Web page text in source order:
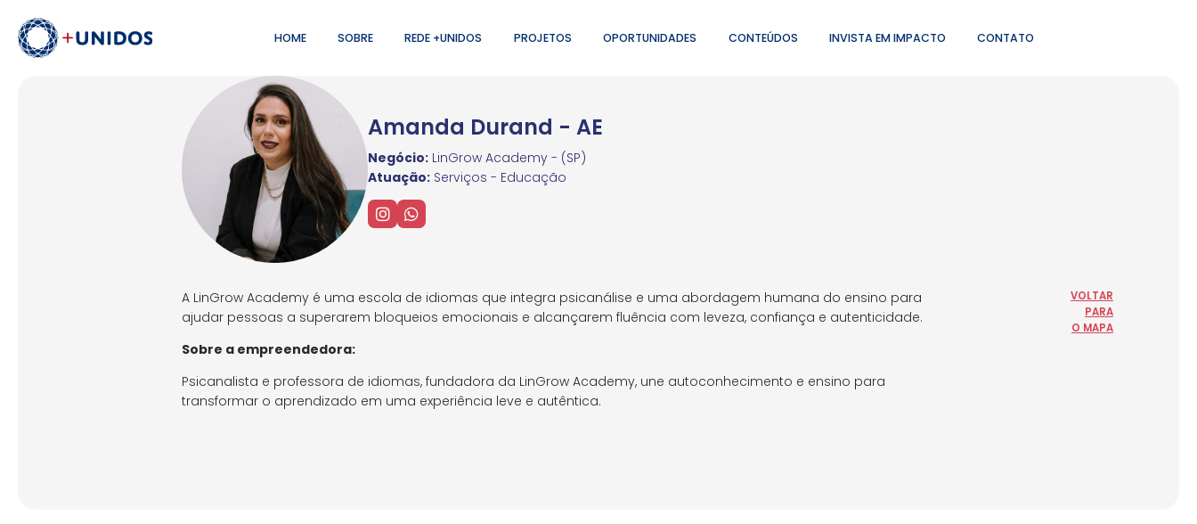
HOME SOBRE REDE +UNIDOS PROJETOS OPORTUNIDADES CONTEÚDOS INVISTA EM IMPACTO CONTATO
Amanda Durand - AE
Negócio: LinGrow Academy - (SP)
Atuação: Serviços - Educação
A LinGrow Academy é uma escola de idiomas que integra psicanálise e uma abordagem humana do ensino para
ajudar pessoas a superarem bloqueios emocionais e alcançarem fluência com leveza, confiança e autenticidade.
Sobre a empreendedora:
Psicanalista e professora de idiomas, fundadora da LinGrow Academy, une autoconhecimento e ensino para
transformar o aprendizado em uma experiência leve e autêntica.
VOLTAR
PARA
O MAPA